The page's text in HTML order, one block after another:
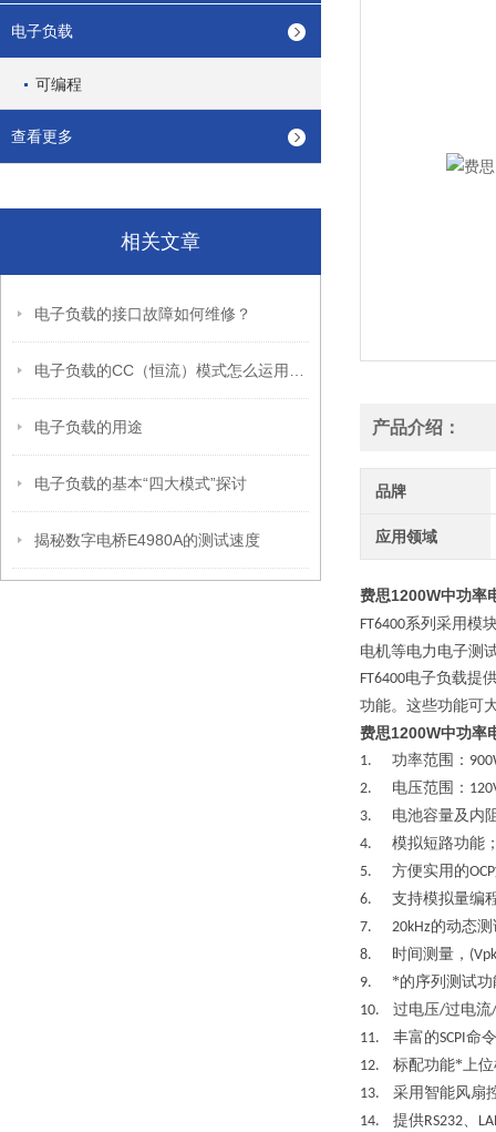
电子负载
可编程
查看更多
相关文章
电子负载的接口故障如何维修？
电子负载的用途
电子负载的基本“四大模式”探讨
揭秘数字电桥E4980A的测试速度
产品介绍：
品牌
应用领域
费思1200W中功率
FT6400系列采用模
电机等电力电子测
FT6400电子负载提
功能。这些功能可
费思1200W中功率
1. 功率范围：
2. 电压范围：
3. 电池容量及内
4. 模拟短路功能
5. 方便实用的OCP
6. 支持模拟量编
7. 20kHz的动态
8. 时间测量，
9. *的序列测试
10. 过电压/过电流/
11. 丰富的SCPI命
12. 标配功能*上
13. 采用智能风扇
14. 提供RS232、